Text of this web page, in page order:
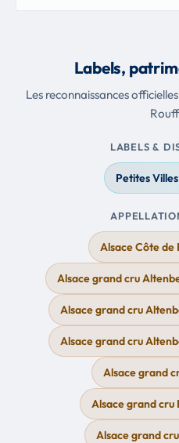
Labels,
Les reconnaissances
LABELS &
Petites
Alsace Côte de
Alsace grand cru
Alsace grand cru
Alsace grand cru
Alsace grand
Alsace grand cru
Alsace grand